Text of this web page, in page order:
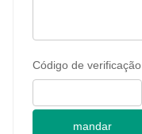
Código de verificação
mandar